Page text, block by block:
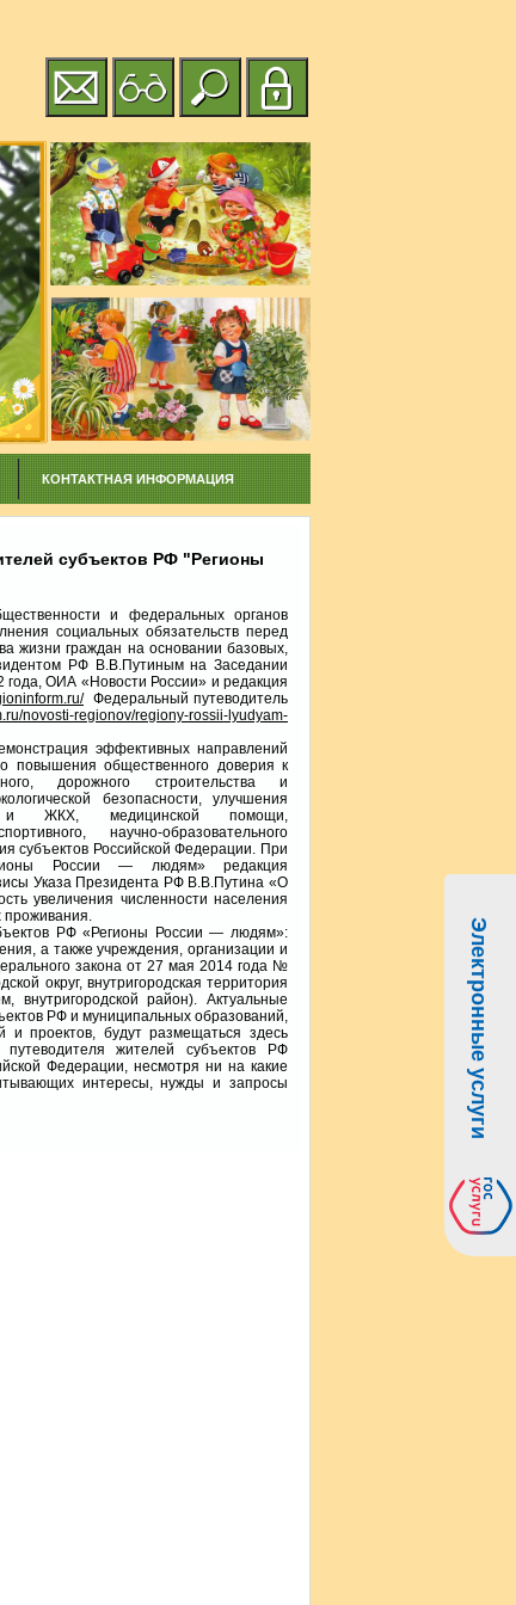
КОНТАКТНАЯ ИНФОРМАЦИЯ
субъектов РФ "Регионы
и федеральных органов
социальных обязательств перед
жизни граждан на основании базовых,
РФ В.В.Путиным на Заседании
года, ОИА «Новости России» и редакция
Федеральный путеводитель
novosti-regionov/regiony-rossii-lyudyam-
эффективных направлений
повышения общественного доверия к
дорожного строительства и
безопасности, улучшения
и ЖКХ, медицинской помощи,
научно-образовательного
субъектов Российской Федерации. При
России — людям» редакция
Указа Президента РФ В.В.Путина «О
увеличения численности населения
проживания.
РФ «Регионы России — людям»:
а также учреждения, организации и
закона от 27 мая 2014 года №
округ, внутригородская территория
внутригородской район). Актуальные
РФ и муниципальных образований,
проектов, будут размещаться здесь
жителей субъектов РФ
Федерации, несмотря ни на какие
интересы, нужды и запросы
Электронные услуги